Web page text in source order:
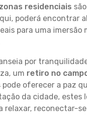
zonas residenciais
poderá encontrar
para uma imersão
por
um retiro no
oferecer a paz
da cidade, estes
relaxar, reconectar-